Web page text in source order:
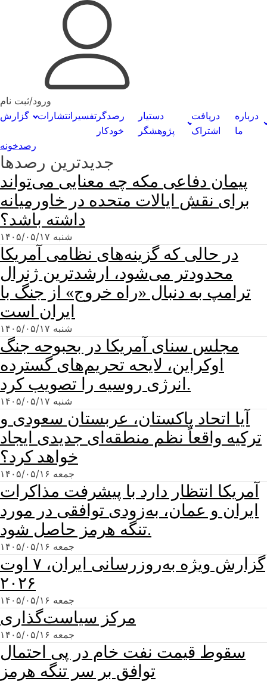
ورود/ثبت نام
گزارش
انتشارات تفسیررصدگر
خودکار
دستیار
پژوهشگر
دریافت
اشتراک
درباره
ما
رصدخونه
جدیدترین رصدها
پیمان دفاعی مکه چه معنایی می‌تواند
برای نقش ایالات متحده در خاورمیانه
داشته باشد؟
شنبه ۱۴۰۵/۰۵/۱۷
در حالی که گزینه‌های نظامی آمریکا
محدودتر می‌شود، ارشدترین ژنرال
ترامپ به دنبال «راه خروج» از جنگ با
ایران است
شنبه ۱۴۰۵/۰۵/۱۷
مجلس سنای آمریکا در بحبوحه جنگ
اوکراین، لایحه تحریم‌های گسترده
انرژی روسیه را تصویب کرد.
شنبه ۱۴۰۵/۰۵/۱۷
آیا اتحاد پاکستان، عربستان سعودی و
ترکیه واقعاً نظم منطقه‌ای جدیدی ایجاد
خواهد کرد؟
جمعه ۱۴۰۵/۰۵/۱۶
آمریکا انتظار دارد با پیشرفت مذاکرات
ایران و عمان، به‌زودی توافقی در مورد
تنگه هرمز حاصل شود.
جمعه ۱۴۰۵/۰۵/۱۶
گزارش ویژه به‌روزرسانی ایران، ۷ اوت
۲۰۲۶
جمعه ۱۴۰۵/۰۵/۱۶
مرکز سیاست‌گذاری
جمعه ۱۴۰۵/۰۵/۱۶
سقوط قیمت نفت خام در پی احتمال
توافق بر سر تنگه هرمز